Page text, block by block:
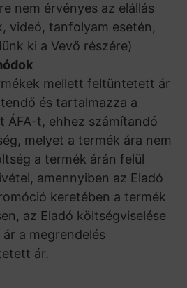
nem érvényes az elállás
videó, tanfolyam esetén,
ki a Vevő részére)
mellett feltüntetett ár
és tartalmazza a
t, ehhez számítandó
melyet a termék ára nem
a termék árán felül
amennyiben az Eladó
keretében a termék
az Eladó költségviselése
a megrendelés
ár.